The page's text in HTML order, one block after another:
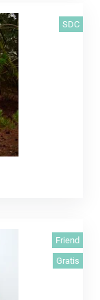
SDC
Friend
Gratis